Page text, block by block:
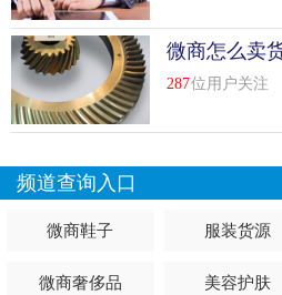
文哦，不然开发者工具无法识别我
(目录是选择你之前打包下来的小
录)
4....[查看详情]
微信淘宝客小程序源码是什么?
如果要制作微信淘宝客小程序，
往下看吧!
微商怎么卖
287位用户关注
频道查询入口
微商鞋子 服装货源
微商奢侈品 美容护肤